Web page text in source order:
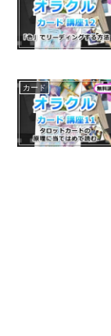
カード